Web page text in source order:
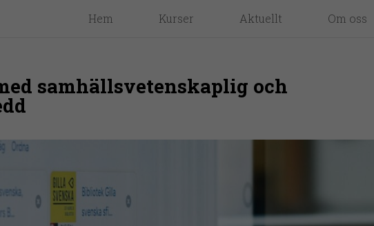
Hem Kurser Aktuellt Om oss
samhällsvetenskaplig och